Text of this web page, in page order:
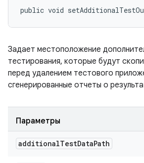
public void
Задает местоположение
тестирования, которые будут
перед удалением тестового
сгенерированные отчеты о
Параметры
additionalTestDataPath